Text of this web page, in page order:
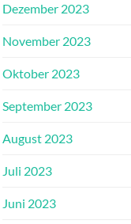
Dezember 2023
November 2023
Oktober 2023
September 2023
August 2023
Juli 2023
Juni 2023